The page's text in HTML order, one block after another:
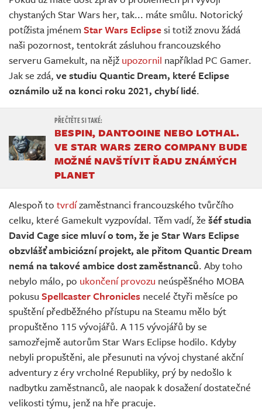
Živě
chystaných Star Wars her, tak... máte smůlu. Notorický
potížista jménem Star Wars Eclipsesi totiž znovu žádá
naši pozornost, tentokrát zásluhou francouzského
serveru Gamekult, na nějž upozornil například PC Gamer.
Jak se zdá, ve studiu Quantic Dream, které Eclipse
oznámilo už na konci roku 2021, chybí lidé.
BESPIN, DANTOOINE NEBO LOTHAL.
VE STAR WARS ZERO COMPANY BUDE
MOŽNÉ NAVŠTÍVIT ŘADU ZNÁMÝCH
PLANET
Alespoň to tvrdízaměstnanci francouzského tvůrčího
celku, které Gamekult vyzpovídal. Těm vadí, že šéf studia
David Cage sice mluví o tom, že je Star Wars Eclipse
obzvlášť ambiciózní projekt, ale přitom Quantic Dream
nemá na takové ambice dost zaměstnanců. Aby toho
nebylo málo, po ukončení provozu neúspěšného MOBA
pokusu Spellcaster Chronicles necelé čtyři měsíce po
spuštění předběžného přístupu na Steamu mělo být
propuštěno 115 vývojářů. A 115 vývojářů by se
samozřejmě autorům Star Wars Eclipse hodilo. Kdyby
nebyli propuštěni, ale přesunuti na vývoj chystané akční
adventury z éry vrcholné Republiky, prý by nedošlo k
nadbytku zaměstnanců, ale naopak k dosažení dostatečné
velikosti týmu, jenž na hře pracuje.